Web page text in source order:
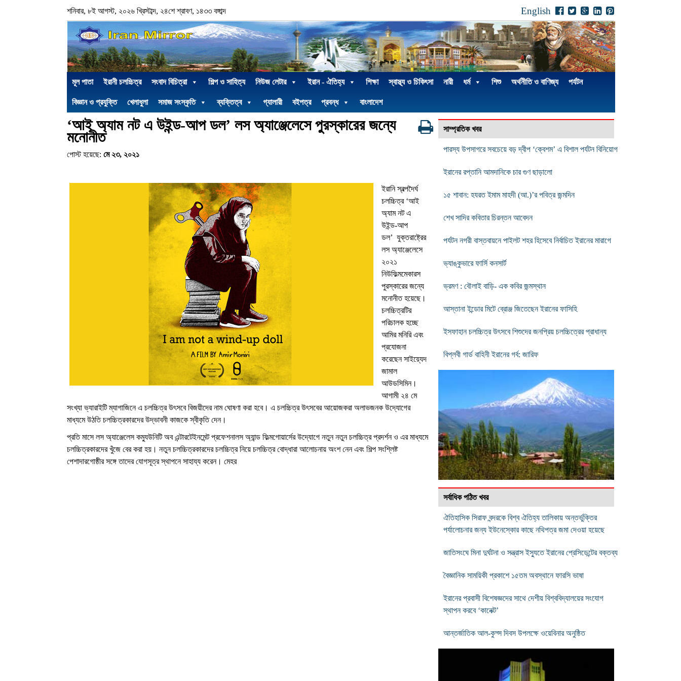
শনিবার, ৮ই আগস্ট, ২০২৬ খ্রিস্টাব্দ, ২৪শে শ্রাবণ, ১৪৩৩ বঙ্গাব্দ English
মূল পাতা ইরানী চলচ্চিত্র সংবাদ বিচিত্রা শিল্প ও সাহিত্য নিউজ লেটার ইরান - ঐতিহ্য শিক্ষা স্বাস্থ্য ও চিকিৎসা নারী ধর্ম শিশু অর্থনীতি ও বাণিজ্য পর্যটন
বিজ্ঞান ও প্রযুক্তি খেলাধুলা সমাজ সংস্কৃতি ব্যক্তিত্ব গ্যালারী বইপত্র প্রবন্ধ বাংলাদেশ
‘আই অ্যাম নট এ উইন্ড-আপ ডল’ লস অ্যাঞ্জেলেসে পুরস্কারের জন্যে
মনোনীত
পোস্ট হয়েছে: মে ২৩, ২০২১
ইরানি স্বল্পদৈর্ঘ
চলচ্চিত্র ‘আই
অ্যাম নট এ
উইন্ড-আপ
ডল’ যুক্তরাষ্ট্রের
লস অ্যাঞ্জেলেসে
২০২১
নিউফিল্মমেকারস
পুরস্কারের জন্যে
মনোনীত হয়েছে।
চলচ্চিত্রটির
পরিচালক হচ্ছে
আমির মনিরি এবং
প্রযোজনা
করেছেন সাইয়্যেদ
জামাল
আউডসিমিন।
আগামী ২৪ মে
সংখ্যা ভ্যারাইটি ম্যাগাজিনে এ চলচ্চিত্র উৎসবে বিজয়ীদের নাম ঘোষণা করা হবে। এ চলচ্চিত্র উৎসবের আয়োজকরা অলাভজনক উদ্যোগের
মাধ্যমে উঠতি চলচ্চিত্রকারদের উদ্ভাবনী কাজকে স্বীকৃতি দেন।
প্রতি মাসে লস অ্যাঞ্জেলেস কম্যুউনিটি অব এন্টারটেইনমেন্ট প্রফেশনালস অ্যান্ড ফিল্মগোয়ার্সের উদ্যোগে নতুন নতুন চলচ্চিত্র প্রদর্শন ও এর মাধ্যমে
চলচ্চিত্রকারদের খুঁজে বের করা হয়। নতুন চলচ্চিত্রকারদের চলচ্চিত্র নিয়ে চলচ্চিত্র বোদ্ধারা আলোচনায় অংশ নেন এবং শিল্প সংশ্লিষ্ট
পেশাদারগোষ্ঠীর সঙ্গে তাদের যোগসূত্র স্থাপনে সাহায্য করেন। মেহর
সাম্প্রতিক খবর
পারস্য উপসাগরে সবচেয়ে বড় দ্বীপ ‘ক্বেশম’ এ বিশাল পর্যটন বিনিয়োগ
ইরানের রপ্তানি আমদানিকে চার গুণ ছাড়ালো
১৫ শাবান: হযরত ইমাম মাহদী (আ.)’র পবিত্র জন্মদিন
শেখ সাদির কবিতার চিরন্তন আবেদন
পর্যটন নগরী বাস্তবায়নে পাইলট শহর হিসেবে নির্বাচিত ইরানের মারাগে
ভ্যাঙ্কুভারে ফার্সি কনসার্ট
ভ্রমণ : বৌলাই বাড়ি- এক কবির জন্মস্থান
আস্তানা ইন্ডোর মিটে ব্রোঞ্জ জিতেছেন ইরানের ফাসিহি
ইসফাহান চলচ্চিত্র উৎসবে শিশুদের জনপ্রিয় চলচ্চিত্রের প্রাধান্য
বিপ্লবী গার্ড বাহিনী ইরানের গর্ব: জারিফ
সর্বাধিক পঠিত খবর
ঐতিহাসিক সিরাফ বন্দরকে বিশ্ব ঐতিহ্য তালিকায় অন্তর্ভুক্তির
পর্যালোচনার জন্য ইউনেস্কোর কাছে নথিপত্র জমা দেওয়া হয়েছে
জাতিসংঘে মিনা দুর্ঘটনা ও সন্ত্রাস ইস্যুতে ইরানের প্রেসিডেন্টের বক্তব্য
বৈজ্ঞানিক সাময়িকী প্রকাশে ১৫তম অবস্থানে ফারসি ভাষা
ইরানের প্রবাসী বিশেষজ্ঞদের সাথে দেশীয় বিশ্ববিদ্যালয়ের সংযোগ
স্থাপন করবে ‘কানেক্ট’
আন্তর্জাতিক আল-কুদ্স দিবস উপলক্ষে ওয়েবিনার অনুষ্ঠিত